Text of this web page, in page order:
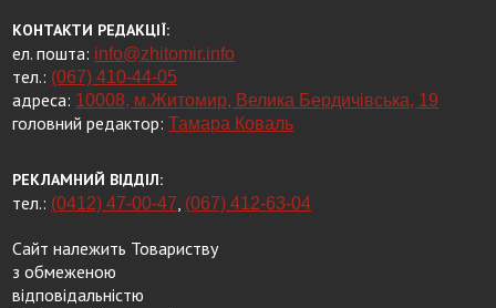
КОНТАКТИ РЕДАКЦІЇ:
ел. пошта: info@zhitomir.info
тел.: (067) 410-44-05
адреса: 10008, м.Житомир, Велика Бердичівська, 19
головний редактор:Тамара Коваль
РЕКЛАМНИЙ ВІДДІЛ:
тел.: (0412) 47-00-47 (067) 412-63-04
Сайт належить Товариству
з обмеженою
відповідальністю